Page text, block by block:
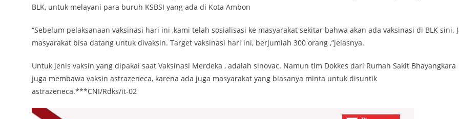
BLK, untuk melayani para buruh KSBSI yang ada di Kota Ambon
“Sebelum pelaksanaan vaksinasi hari ini ,kami telah sosialisasi ke masyarakat sekitar bahwa akan ada vaksinasi di BLK sini.
masyarakat bisa datang untuk divaksin. Target vaksinasi hari ini, berjumlah 300 orang ,”jelasnya.
Untuk jenis vaksin yang dipakai saat Vaksinasi Merdeka , adalah sinovac. Namun tim Dokkes dari Rumah Sakit Bhayangkara
juga membawa vaksin astrazeneca, karena ada juga masyarakat yang biasanya minta untuk disuntik
astrazeneca.***CNI/Rdks/it-02